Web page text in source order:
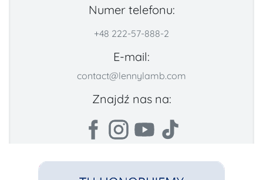
Numer telefonu:
+48 222-57-888-2
E-mail:
contact@lennylamb.com
Znajdź nas na: